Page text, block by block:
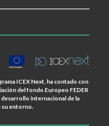
ICEX Next, ha contado con
del fondo Europeo FEDER
internacional de la
su entorno.